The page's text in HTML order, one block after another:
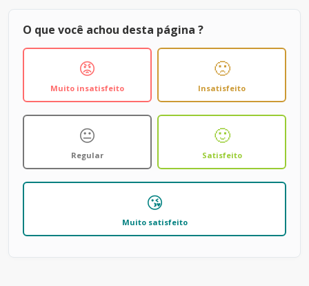
O que você achou desta página ?
😡
Muito insatisfeito
🙁
Insatisfeito
😐
Regular
🙂
Satisfeito
😘
Muito satisfeito